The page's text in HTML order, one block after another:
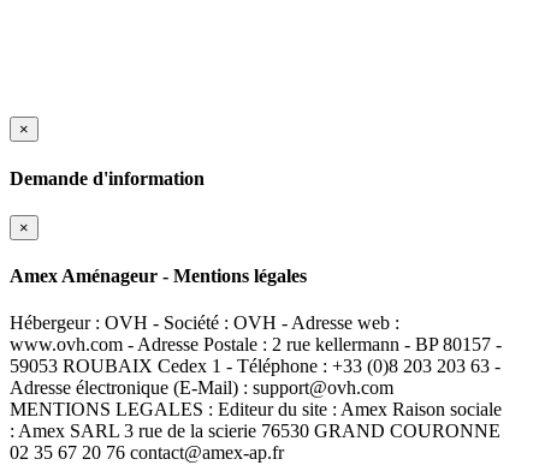
×
Demande d'information
×
Amex Aménageur - Mentions légales
Hébergeur : OVH - Société : OVH - Adresse web :
www.ovh.com - Adresse Postale : 2 rue kellermann - BP 80157 -
59053 ROUBAIX Cedex 1 - Téléphone : +33 (0)8 203 203 63 -
Adresse électronique (E-Mail) : support@ovh.com
MENTIONS LEGALES : Editeur du site : Amex Raison sociale
: Amex SARL 3 rue de la scierie 76530 GRAND COURONNE
02 35 67 20 76 contact@amex-ap.fr